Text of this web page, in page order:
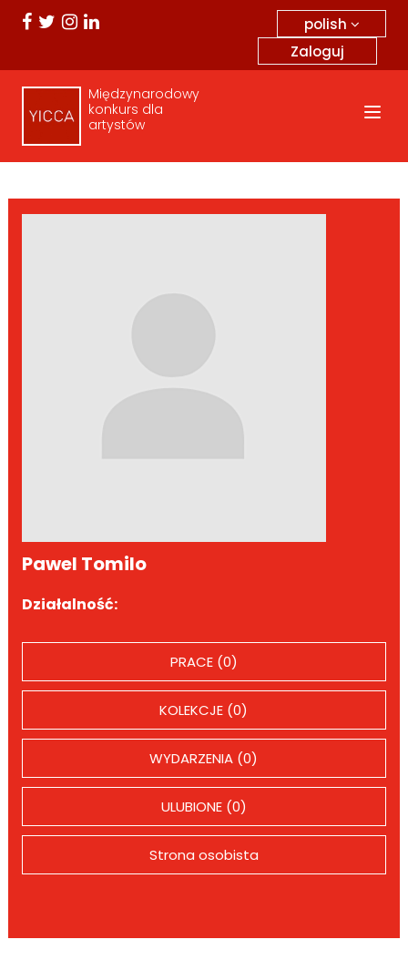
polish
Zaloguj
Międzynarodowy
konkurs dla
artystów
Pawel Tomilo
Działalność:
PRACE (0)
KOLEKCJE (0)
WYDARZENIA (0)
ULUBIONE (0)
Strona osobista